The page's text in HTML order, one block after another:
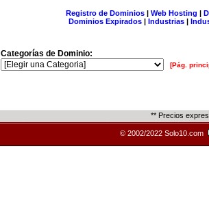
Registro de Dominios| Web Hosting |
Dominios Expirados | Industrias |
Categorías de Dominio:
[Pág.
** Precios
© 2002/2022 Solo10.com